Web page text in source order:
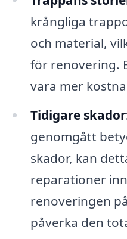
krångliga
och material,
för renovering.
vara mer
Tidigare
genomgått
skador, kan
reparationer
renoveringen
påverka den